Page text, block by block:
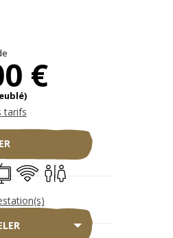
et
€
tarifs
cuisson
WiFi Toilettes